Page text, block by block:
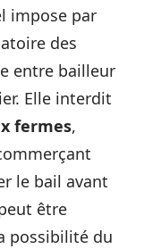
impose par
des
entre bailleur
Elle interdit
fermes,
le bail avant
être
possibilité du